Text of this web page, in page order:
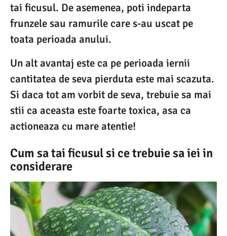
tai ficusul. De asemenea, poti indeparta
frunzele sau ramurile care s-au uscat pe
toata perioada anului.
Un alt avantaj este ca pe perioada iernii
cantitatea de seva pierduta este mai scazuta.
Si daca tot am vorbit de seva, trebuie sa mai
stii ca aceasta este foarte toxica, asa ca
actioneaza cu mare atentie!
Cum sa tai ficusul si ce trebuie sa iei in
considerare